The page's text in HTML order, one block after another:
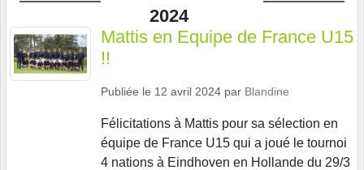
2024
Mattis en Equipe de France U15
!!
Publiée le 12 avril 2024 par Blandine
Félicitations à Mattis pour sa sélection en
équipe de France U15 qui a joué le tournoi
4 nations à Eindhoven en Hollande du 29/3